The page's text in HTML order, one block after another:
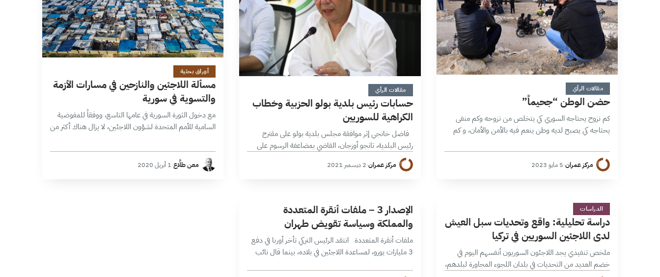
5 دقائق
مقالات الرأي
حضن الوطن “جحيماً”
كم نزوح يحتاجه السوري كي يتخلص من نزوحه وكم منفى
يحتاجه كي يصبح لديه وطن ينعم فيه بالأمن والأمان، و كم
مركز عمران·5 مايو 2023
5 دقائق
مقالات الرأي
حسابات رئيس بلدية بولو الحزبية وخطاب
الكراهية للسوريين
فاضل خانجي إثر موافقة مجلس بلدية بولو على مقترح
رئيس البلدية، تانجو أوزجان، القاضي بمضاعفة الرسوم على
الأشخاص من الجنسيات الأجنبية بما يتعلق بالخدمات العامة
كالمياه والزواج، تُثار مخاوف…
مركز عمران·2 ديسمبر 2021
23 دقائق
أوراق بحثية
مسألة اللاجئين والنازحين في مسارات الأزمة
والتسوية في سورية
مع دخول الثورة السورية في عامها التاسع، ووفقاً للمفوضية
السامية للأمم المتحدة لشؤون اللاجئين، لا يزال هناك أكثر من
2019)،…
معن طلَّاع·1 أبريل 2020
د4 دقائق
الدراسات
دراسة تحليلية: واقع وتحديات سبل العيش
لدى اللاجئين السوريين في تركيا
ملخص تنفيذي يجد اللاجئون السوريون أنفسهم اليوم في
خضم العديد من التحديات في بلدان اللجوء المجاورة لبلدهم،
ا
الإصدار 3 – ملفات أنقرة المتعددة
والمملكة وسياسة تقويض طهران
ملفات أنقرة المتعددة انتقد الرئيس التركي تأخر أوربا في دفع
3 مليارات يورو، لمساعدة اللاجئين في بلاده، بينما قال نائب